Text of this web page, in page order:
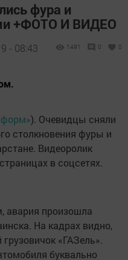
фура и
+ФОТО И ВИДЕО
- 08:43 1491 0 0
). Очевидцы сняли
столкновения фуры и
Видеоролик
в соцсетях.
авария произошла
На кадрах видно,
«ГАЗель».
буквально